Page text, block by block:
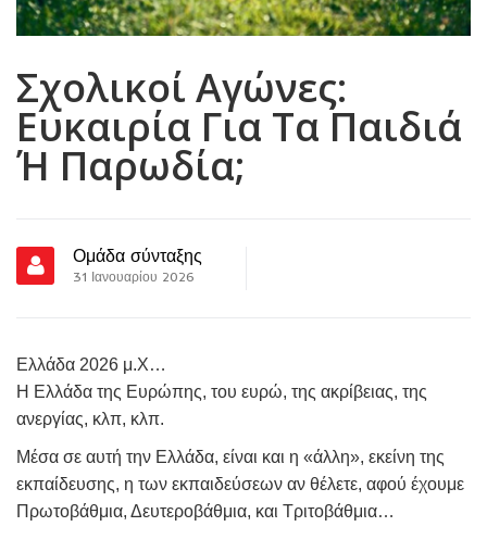
Σχολικοί Αγώνες:
Ευκαιρία Για Τα Παιδιά
Ή Παρωδία;
Ομάδα σύνταξης
31 Ιανουαρίου 2026
Ελλάδα 2026 μ.Χ…
Η Ελλάδα της Ευρώπης, του ευρώ, της ακρίβειας, της
ανεργίας, κλπ, κλπ.
Μέσα σε αυτή την Ελλάδα, είναι και η «άλλη», εκείνη της
εκπαίδευσης, η των εκπαιδεύσεων αν θέλετε, αφού έχουμε
Πρωτοβάθμια, Δευτεροβάθμια, και Τριτοβάθμια…